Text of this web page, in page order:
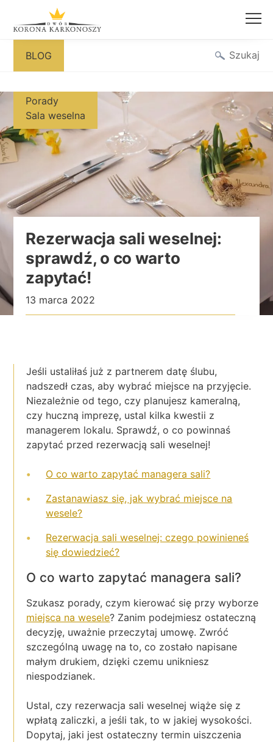
treści
BLOG
Rezerwacja sali weselnej:
sprawdź, o co warto
zapytać!
13 marca 2022
Porady
Sala weselna
Jeśli ustaliłaś już z partnerem datę ślubu,
nadszedł czas, aby wybrać miejsce na przyjęcie.
Niezależnie od tego, czy planujesz kameralną,
czy huczną imprezę, ustal kilka kwestii z
managerem lokalu. Sprawdź, o co powinnaś
zapytać przed rezerwacją sali weselnej!
O co warto zapytać managera sali?
Zastanawiasz się, jak wybrać miejsce na
wesele?
Rezerwacja sali weselnej: czego powinieneś
się dowiedzieć?
O co warto zapytać managera sali?
Szukasz porady, czym kierować się przy wyborze
miejsca na wesele? Zanim podejmiesz ostateczną
decyzję, uważnie przeczytaj umowę. Zwróć
szczególną uwagę na to, co zostało napisane
małym drukiem, dzięki czemu unikniesz
niespodzianek.
Ustal, czy rezerwacja sali weselnej wiąże się z
wpłatą zaliczki, a jeśli tak, to w jakiej wysokości.
Dopytaj, jaki jest ostateczny termin uiszczenia